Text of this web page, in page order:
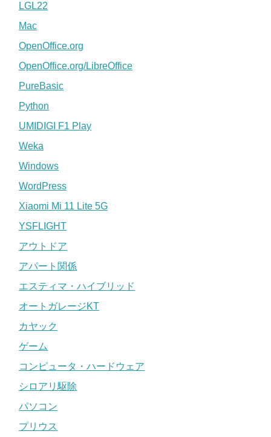
LGL22
Mac
OpenOffice.org
OpenOffice.org/LibreOffice
PureBasic
Python
UMIDIGI F1 Play
Weka
Windows
WordPress
Xiaomi Mi 11 Lite 5G
YSFLIGHT
アウトドア
アパート関係
エスティマ・ハイブリッド
オートガレージKT
カヤック
ゲーム
コンピュータ・ハードウェア
シロアリ駆除
パソコン
プリウス